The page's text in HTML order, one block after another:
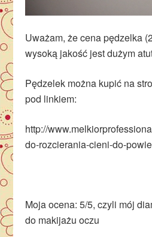
Uważam, że cena pędzelka
wysoką jakość jest dużym
Pędzelek można kupić na
pod linkiem:
http://
do-rozcierania-cieni-do-
Moja ocena: 5/5, czyli mój
do makijażu oczu